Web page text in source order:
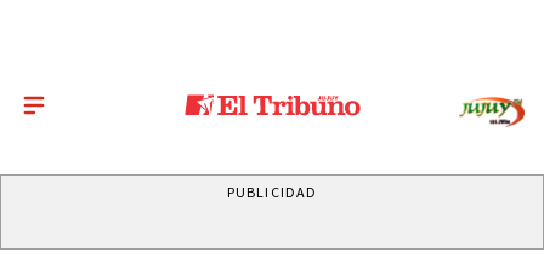
PUBLICIDAD